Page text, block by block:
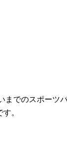
までのスポーツ
。